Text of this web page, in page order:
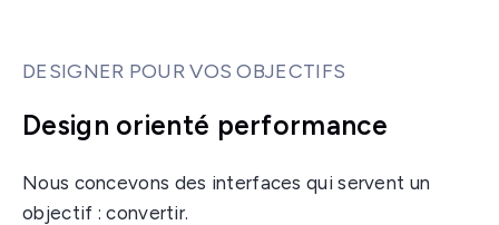
DESIGNER POUR VOS OBJECTIFS
Design orienté performance
Nous concevons des interfaces qui servent un
objectif : convertir.